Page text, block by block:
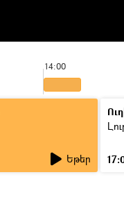
14:00
Եթեր